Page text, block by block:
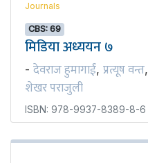
Journals
CBS: 69
मिडिया अध्ययन ७
- देवराज हुमागाईं, प्रत्यूष वन्त,
शेखर पराजुली
ISBN: 978-9937-8389-8-6